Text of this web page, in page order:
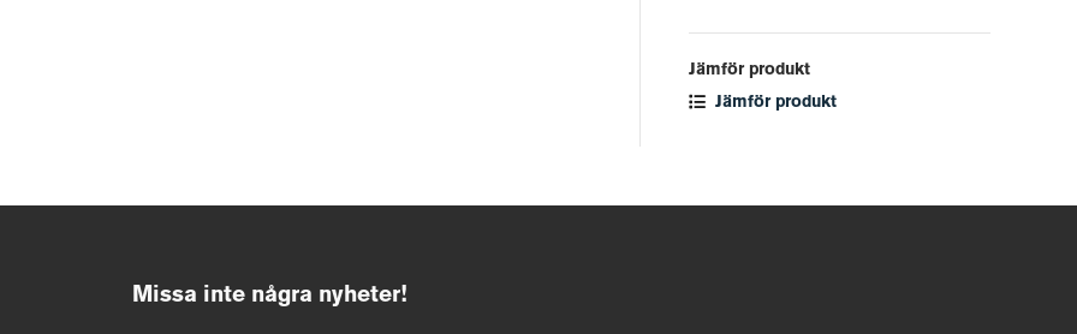
Jämför produkt
Jämför produkt
Missa inte några nyheter!